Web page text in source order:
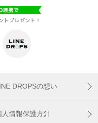
DROPSの想い
人情報保護方針